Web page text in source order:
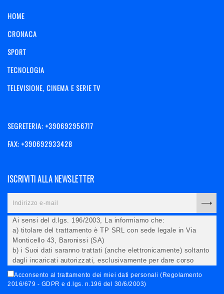
HOME
CRONACA
SPORT
TECNOLOGIA
TELEVISIONE, CINEMA E SERIE TV
SEGRETERIA: +390692956717
FAX: +390692933428
ISCRIVITI ALLA NEWSLETTER
Ai sensi del d.lgs. 196/2003, La informiamo che:
a) titolare del trattamento è TP SRL con sede legale in Via
Monticello 43, Baronissi (SA)
b) i Suoi dati saranno trattati (anche elettronicamente) soltanto
dagli incaricati autorizzati, esclusivamente per dare corso
all'invio della newsletter e per l'invio (anche via email) di
informazioni relative alle iniziative del Titolare;
Acconsento al trattamento dei miei dati personali (Regolamento
2016/679 - GDPR e d.lgs. n.196 del 30/6/2003)